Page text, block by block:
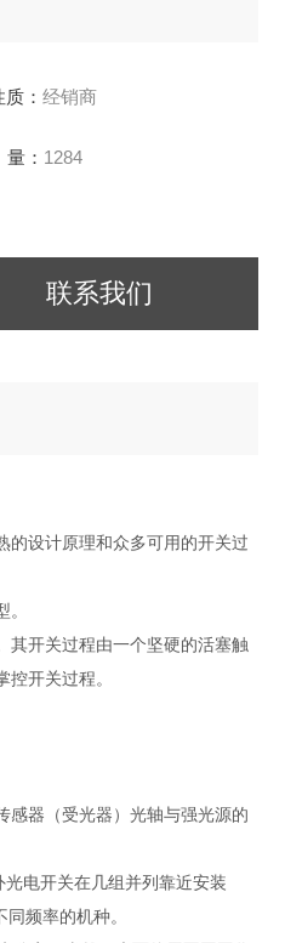
： 经销商
： 1284
联系我们
的设计原理和众多可用的开关过
其开关过程由一个坚硬的活塞触
开关过程。
感器（受光器）光轴与强光源的
电开关在几组并列靠近安装
频率的机种。